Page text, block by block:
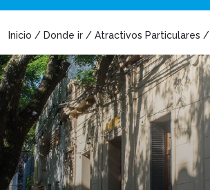
Inicio / Donde ir / Atractivos Particulares /